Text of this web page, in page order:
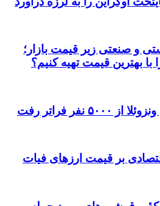
صعود نکردن تیم ملی شد/
را عوض کند
باکیفیت بخریم؟ راهنمای